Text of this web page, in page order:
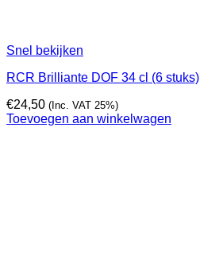
Snel bekijken
RCR Brilliante DOF 34 cl (6 stuks)
€24,50 (Inc. VAT 25%)
Toevoegen aan winkelwagen